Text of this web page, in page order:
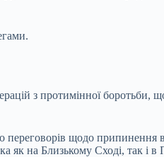
з протимінної боротьби,
переговорів щодо
як на Близькому Сході, так і